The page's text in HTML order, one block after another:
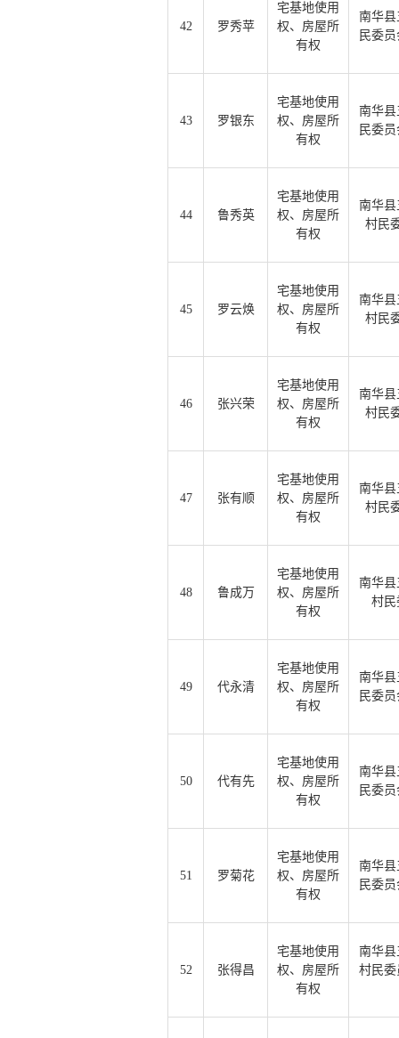
42 罗秀苹
宅基地使用
权、房屋所
有权
南华
民委
43 罗银东
宅基地使用
权、房屋所
有权
南华
民委
44 鲁秀英
宅基地使用
权、房屋所
有权
南华
村民
45 罗云焕
宅基地使用
权、房屋所
有权
南华
村民
46 张兴荣
宅基地使用
权、房屋所
有权
南华
村民
47 张有顺
宅基地使用
权、房屋所
有权
南华
村民
48 鲁成万
宅基地使用
权、房屋所
有权
南华
村民
49 代永清
宅基地使用
权、房屋所
有权
南华
民委
50 代有先
宅基地使用
权、房屋所
有权
南华
民委
51 罗菊花
宅基地使用
权、房屋所
有权
南华
民委
52 张得昌
宅基地使用
权、房屋所
有权
南华
村民